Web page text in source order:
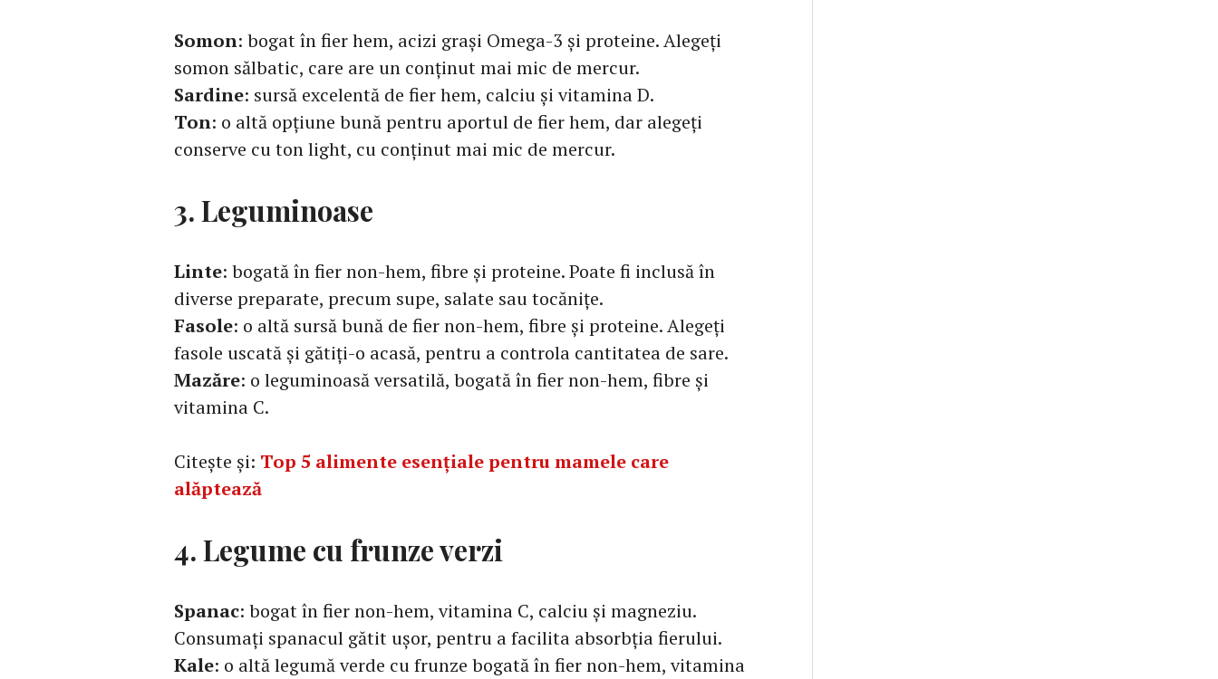
Somon: bogat în fier hem, acizi grași Omega-3 și proteine. Alegeți
somon sălbatic, care are un conținut mai mic de mercur.
Sardine: sursă excelentă de fier hem, calciu și vitamina D.
Ton: o altă opțiune bună pentru aportul de fier hem, dar alegeți
conserve cu ton light, cu conținut mai mic de mercur.
3. Leguminoase
Linte: bogată în fier non-hem, fibre și proteine. Poate fi inclusă în
diverse preparate, precum supe, salate sau tocănițe.
Fasole: o altă sursă bună de fier non-hem, fibre și proteine. Alegeți
fasole uscată și gătiți-o acasă, pentru a controla cantitatea de sare.
Mazăre: o leguminoasă versatilă, bogată în fier non-hem, fibre și
vitamina C.
Citește și: Top 5 alimente esențiale pentru mamele care
alăptează
4. Legume cu frunze verzi
Spanac: bogat în fier non-hem, vitamina C, calciu și magneziu.
Consumați spanacul gătit ușor, pentru a facilita absorbția fierului.
Kale: o altă legumă verde cu frunze bogată în fier non-hem, vitamina